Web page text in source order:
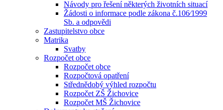
Návody pro řešení některých životních situací
Žádosti o informace podle zákona č.106⁄1999
Sb. a odpovědi
Zastupitelstvo obce
Matrika
Svatby
Rozpočet obce
Rozpočet obce
Rozpočtová opatření
Střednědobý výhled rozpočtu
Rozpočet ZŠ Žichovice
Rozpočet MŠ Žichovice